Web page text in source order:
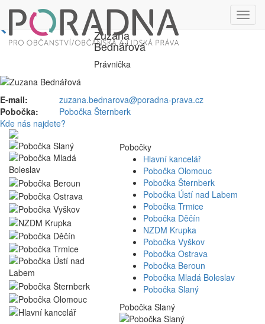
Zuzana
Bednářová
Právnička
E-mail:
zuzana.bednarova@poradna-prava.cz
Pobočka:
Pobočka Šternberk
Kde nás najdete?
Pobočky
Hlavní kancelář
Pobočka Olomouc
Pobočka Šternberk
Pobočka Ústí nad Labem
Pobočka Trmice
Pobočka Děčín
NZDM Krupka
Pobočka Vyškov
Pobočka Ostrava
Pobočka Beroun
Pobočka Mladá Boleslav
Pobočka Slaný
Pobočka Slaný